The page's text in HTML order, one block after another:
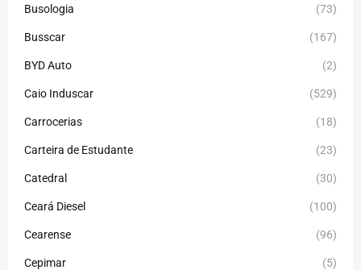
Busologia (73)
Busscar (167)
BYD Auto (2)
Caio Induscar (529)
Carrocerias (18)
Carteira de Estudante (23)
Catedral (30)
Ceará Diesel (100)
Cearense (96)
Cepimar (5)